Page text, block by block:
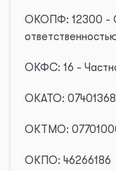
ОКОПФ: 12300 -
ОКФС: 16 -
ОКАТО:
ОКТМО:
ОКПО: 46266186